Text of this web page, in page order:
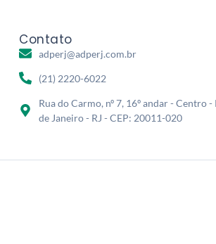
Contato
adperj@adperj.com.br
(21) 2220-6022
Rua do Carmo, nº 7, 16º andar - Centro -
de Janeiro - RJ - CEP: 20011-020